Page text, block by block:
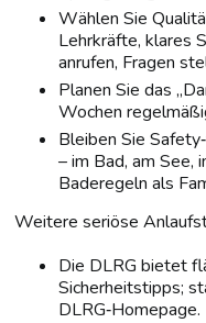
Wählen Sie
Lehrkräfte, klares
anrufen, Fragen
Planen Sie das
Wochen
Bleiben Sie
– im Bad, am See,
Baderegeln als
Weitere seriöse
Die DLRG bietet
Sicherheitstipps;
DLRG‑Homepage.